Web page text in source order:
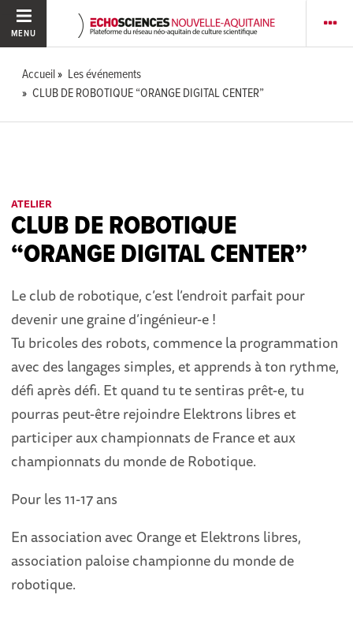
MENU
Accueil
Les événements
CLUB DE ROBOTIQUE “ORANGE DIGITAL CENTER”
ATELIER
CLUB DE ROBOTIQUE
“ORANGE DIGITAL CENTER”
Le club de robotique, c’est l’endroit parfait pour
devenir une graine d’ingénieur-e !
Tu bricoles des robots, commence la programmation
avec des langages simples, et apprends à ton rythme,
défi après défi. Et quand tu te sentiras prêt-e, tu
pourras peut-être rejoindre Elektrons libres et
participer aux championnats de France et aux
championnats du monde de Robotique.
Pour les 11-17 ans
En association avec Orange et Elektrons libres,
association paloise championne du monde de
robotique.